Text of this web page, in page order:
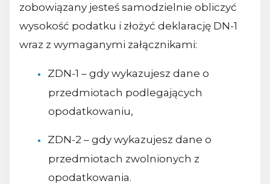
zobowiązany jesteś samodzielnie obliczyć
wysokość podatku i złożyć deklarację DN-1
wraz z wymaganymi załącznikami:
ZDN-1 – gdy wykazujesz dane o
przedmiotach podlegających
opodatkowaniu,
ZDN-2 – gdy wykazujesz dane o
przedmiotach zwolnionych z
opodatkowania.